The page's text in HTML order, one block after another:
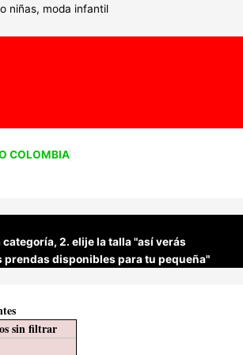
niñas, moda infantil
COLOMBIA
categoría, 2. elije la talla "así verás
prendas disponibles para tu pequeña"
sin filtrar